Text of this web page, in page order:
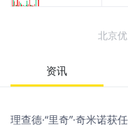
北京
资讯
理查德·“里奇”·奇米诺